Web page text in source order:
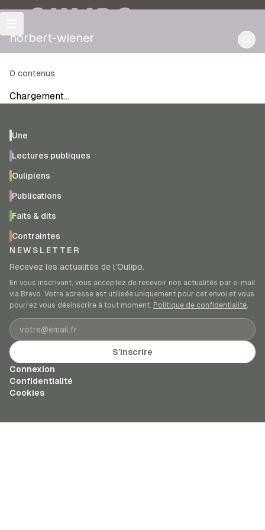
OULIPO
norbert-wiener
0 contenus
Chargement…
Une
Lectures publiques
Oulipiens
Publications
Faits & dits
Contraintes
NEWSLETTER
Recevez les actualités de l’Oulipo.
En vous inscrivant, vous acceptez de recevoir nos actualités par e-mail
via Brevo. Votre adresse est utilisée uniquement pour cet envoi et vous
pourrez vous désinscrire à tout moment. Politique de confidentialité.
Adresse e-mail
S’inscrire
Connexion
Confidentialité
Cookies